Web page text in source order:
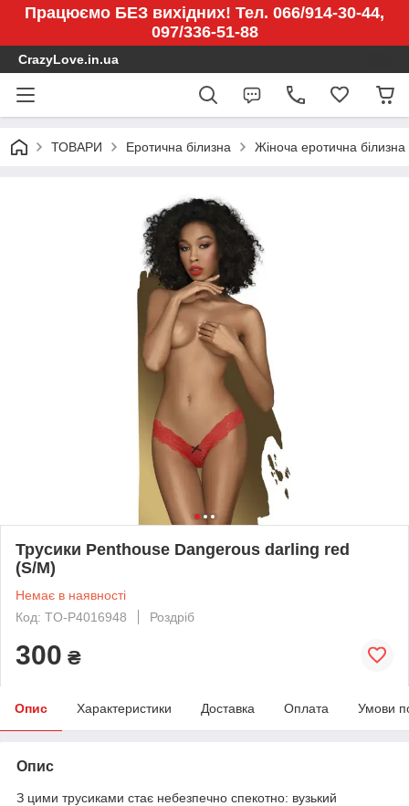
Працюємо БЕЗ вихідних! Тел. 066/914-30-44,
097/336-51-88
CrazyLove.in.ua
ТОВАРИ Еротична білизна Жіноча еротична білизна
Трусики Penthouse Dangerous darling red
(S/M)
Немає в наявності
Код: TO-P4016948
Роздріб
300 ₴
Опис Характеристики Доставка Оплата Умови
Опис
З цими трусиками стає небезпечно спекотно: вузький